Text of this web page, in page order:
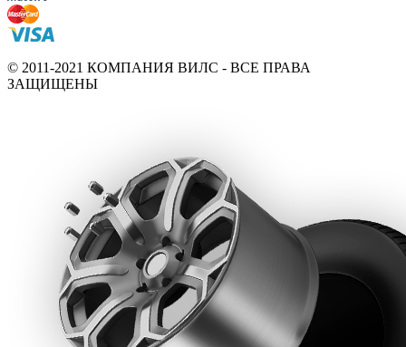
© 2011-2021 КОМПАНИЯ ВИЛС - ВСЕ ПРАВА
ЗАЩИЩЕНЫ